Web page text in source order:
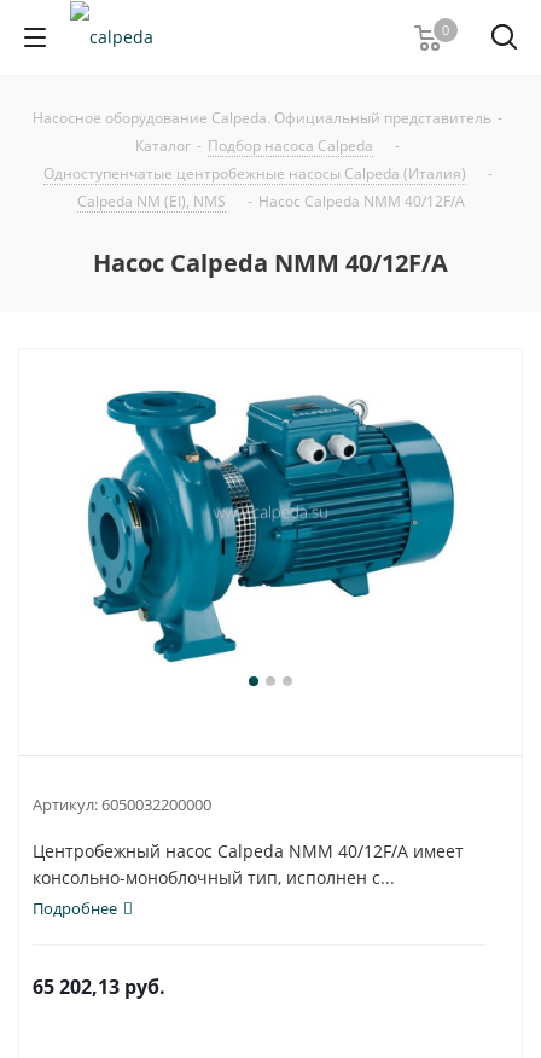
0
Насосное оборудование Calpeda. Официальный представитель -
Каталог - Подбор насоса Calpeda
-
Одноступенчатые центробежные насосы Calpeda (Италия)
-
Calpeda NM (EI), NMS
- Насос Calpeda NMM 40/12F/A
Насос Calpeda NMM 40/12F/A
Артикул:6050032200000
Центробежный насос Calpeda NMM 40/12F/A имеет
консольно-моноблочный тип, исполнен с...
Подробнее
65 202,13 руб.